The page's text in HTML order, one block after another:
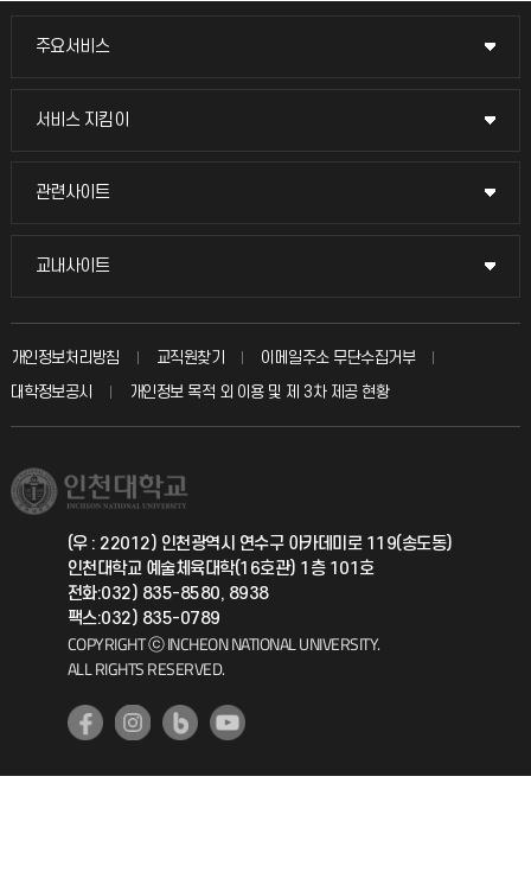
주요서비스
주요서비스
교무회의방송
입학안내
취업정보(학생)
서비스 지킴이
서비스 지킴이
묻고 답하기
칭찬마당
학생서비스 지킴이
관련사이트
관련사이트
국방헬프콜
총동문회
교내사이트
교내사이트
교수회
교육혁신본부
국제지원과
공자아카데미
기초교육원
개인정보처리방침 교직원찾기
이메일주소 무단수집거부
대학정보공시
개인정보 목적 외 이용 및 제 3차 제공 현황
(우 : 22012) 인천광역시 연수구 아카데미로 119(송도동)
인천대학교 예술체육대학(16호관) 1층 101호
전화:032) 835-8580, 8938
팩스:032) 835-0789
COPYRIGHT ⓒ INCHEON NATIONAL UNIVERSITY.
ALL RIGHTS RESERVED.